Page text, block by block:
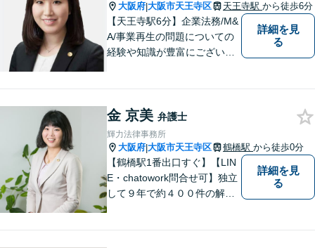
大阪府|大阪市天王寺区 天王寺駅 から徒歩6分
【天王寺駅6分】企業法務/M&
A/事業再生の問題についての
経験や知識が豊富にございま
ください。
詳細を見
る
金 京美 弁護士
輝力法律事務所
大阪府|大阪市天王寺区 鶴橋駅 から徒歩0分
【鶴橋駅1番出口すぐ】【LIN
E・chatowork問合せ可】独立
して９年で約４００件の解決
詳細を見
る